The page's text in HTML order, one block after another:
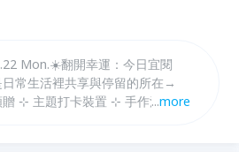
Mon.☀️翻開幸運：今日宜閱
常生活裡共享與停留的所在→
贈 ⊹ 主題打卡裝置 ⊹ 手作活動 ⊹
...more